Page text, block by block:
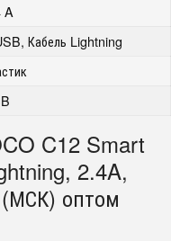
A
Кабель Lightning
C12 Smart
2.4A,
оптом